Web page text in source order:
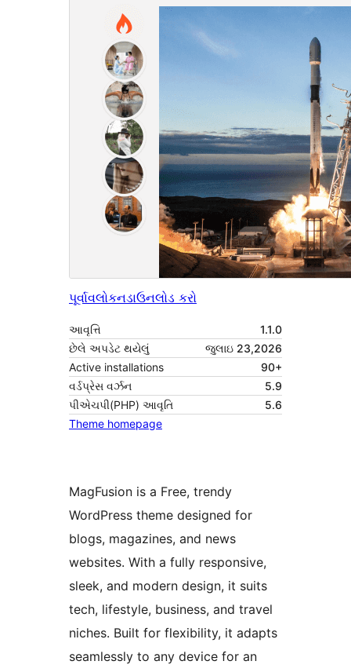
પૂર્વાવલોકનડાઉનલોડ કરો
આવૃત્તિ
1.1.0
છેલે અપડેટ થયેલું
જુલાઇ 23,2026
Active installations
90+
વર્ડપ્રેસ વર્ઝન
5.9
પીએચપી(PHP) આવૃતિ
5.6
Theme homepage
MagFusion is a Free, trendy
WordPress theme designed for
blogs, magazines, and news
websites. With a fully responsive,
sleek, and modern design, it suits
tech, lifestyle, business, and travel
niches. Built for flexibility, it adapts
seamlessly to any device for an